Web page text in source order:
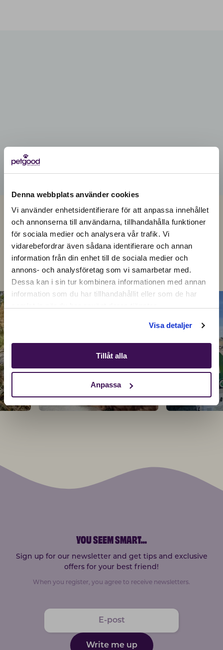
Denna webbplats använder cookies
Vi använder enhetsidentifierare för att anpassa innehållet
och annonserna till användarna, tillhandahålla funktioner
för sociala medier och analysera vår trafik. Vi
vidarebefordrar även sådana identifierare och annan
information från din enhet till de sociala medier och
annons- och analysföretag som vi samarbetar med.
Dessa kan i sin tur kombinera informationen med annan
information som du har tillhandahållit eller som de har
Visa detaljer
Tillåt alla
Anpassa
Active location:
Latvia
Currency: EUR
SELECT YOUR COUNTRY:
JOIN THE PETGOOD COMMUNITY
@PETGOOD.GLOBAL
Do like thousands of other pet parents and choose
Petgood - for your pet and our planet!
YOU SEEM SMART...
Sign up for our newsletter and get tips and exclusive
offers for your best friend!
When you register, you agree to receive newsletters.
Write me up